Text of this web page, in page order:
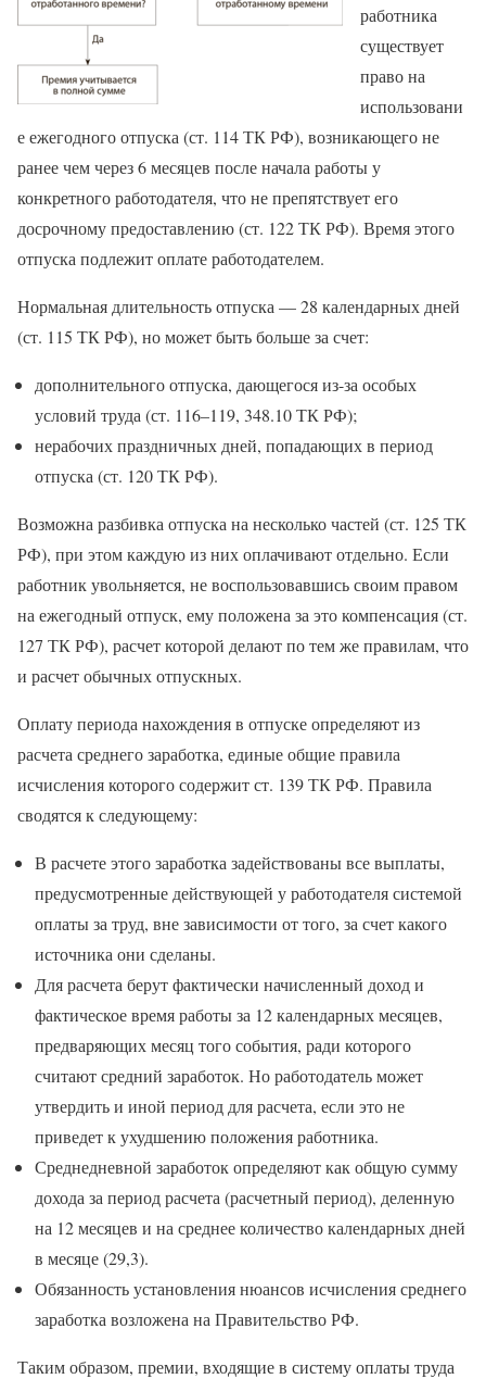
работника
существует
право на
использовани
е ежегодного отпуска (ст. 114 ТК РФ), возникающего не
ранее чем через 6 месяцев после начала работы у
конкретного работодателя, что не препятствует его
досрочному предоставлению (ст. 122 ТК РФ). Время этого
отпуска подлежит оплате работодателем.
Нормальная длительность отпуска — 28 календарных дней
(ст. 115 ТК РФ), но может быть больше за счет:
дополнительного отпуска, дающегося из-за особых
условий труда (ст. 116–119, 348.10 ТК РФ);
нерабочих праздничных дней, попадающих в период
отпуска (ст. 120 ТК РФ).
Возможна разбивка отпуска на несколько частей (ст. 125 ТК
РФ), при этом каждую из них оплачивают отдельно. Если
работник увольняется, не воспользовавшись своим правом
на ежегодный отпуск, ему положена за это компенсация (ст.
127 ТК РФ), расчет которой делают по тем же правилам, что
и расчет обычных отпускных.
Оплату периода нахождения в отпуске определяют из
расчета среднего заработка, единые общие правила
исчисления которого содержит ст. 139 ТК РФ. Правила
сводятся к следующему:
В расчете этого заработка задействованы все выплаты,
предусмотренные действующей у работодателя системой
оплаты за труд, вне зависимости от того, за счет какого
источника они сделаны.
Для расчета берут фактически начисленный доход и
фактическое время работы за 12 календарных месяцев,
предваряющих месяц того события, ради которого
считают средний заработок. Но работодатель может
утвердить и иной период для расчета, если это не
приведет к ухудшению положения работника.
Среднедневной заработок определяют как общую сумму
дохода за период расчета (расчетный период), деленную
на 12 месяцев и на среднее количество календарных дней
в месяце (29,3).
Обязанность установления нюансов исчисления среднего
заработка возложена на Правительство РФ.
Таким образом, премии, входящие в систему оплаты труда